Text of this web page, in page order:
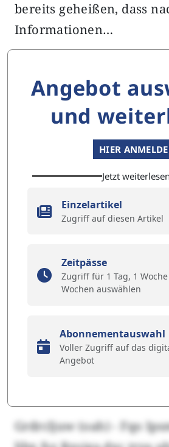
bereits geheißen, dass
Informationen…
Angebot
und
HIER
Jetzt weiterlesen
Einzelartikel
Zugriff auf diesen Artikel
Zeitpässe
Zugriff für 1 Tag, 1
Wochen auswählen
Abonnementauswahl
Voller Zugriff auf das
Angebot
Grdrcljuw (oah) - Fqo